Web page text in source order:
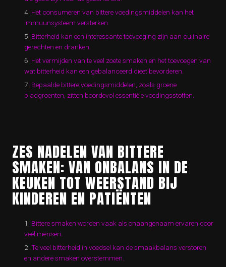
Het consumeren van bittere voedingsmiddelen kan het
immuunsysteem versterken.
Bitterheid kan een interessante toevoeging zijn aan culinaire
gerechten en dranken.
Het vermijden van te veel zoete smaken en het toevoegen van
wat bitterheid kan een gebalanceerd dieet bevorderen.
Bepaalde bittere voedingsmiddelen, zoals groene
bladgroenten, zitten boordevol essentiële voedingsstoffen.
ZES NADELEN VAN BITTERE
SMAKEN: VAN ONBALANS IN DE
KEUKEN TOT WEERSTAND BIJ
KINDEREN EN PATIËNTEN
Bittere smaken worden vaak als onaangenaam ervaren door
veel mensen.
Te veel bitterheid in voedsel kan de smaakbalans verstoren
en andere smaken overstemmen.